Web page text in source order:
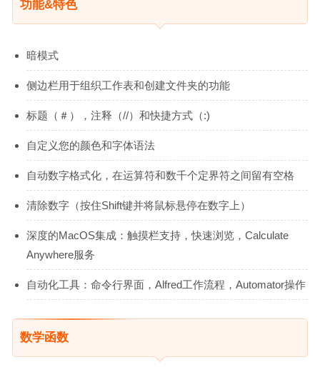
功能&特色
暗模式
侧边栏用于组织工作表和创建文件夹的功能
标题（＃），注释（//）和快捷方式（:)
自定义您的颜色和字体语法
自动数字格式化，在运算符和数千个定界符之间留有空格
清除数字（按住Shift键并将鼠标悬停在数字上）
深度的MacOS集成：触摸栏支持，快速浏览，Calculate
Anywhere服务
自动化工具：命令行界面，Alfred工作流程，Automator操作
数学函数